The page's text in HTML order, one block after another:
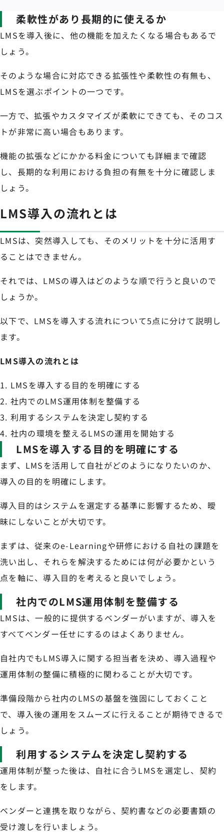
柔軟性があり長期的に使えるか
LMSを導入後に、他の機能を加えたくなる場合もあるで
しょう。
そのような場合に対応できる拡張性や柔軟性の有無も、
LMSを選ぶポイントの一つです。
一方で、拡張やカスタマイズが柔軟にできても、そのコス
トが非常に高い場合もあります。
機能の拡張などにかかる料金についても詳細まで確認
し、長期的な利用における負担の有無を十分に確認しま
しょう。
LMS導入の流れとは
LMSは、突然導入しても、そのメリットを十分に活用す
ることはできません。
それでは、LMSの導入はどのような順で行うと良いので
しょうか。
以下で、LMSを導入する流れについて5点に分けて説明し
ます。
LMS導入の流れとは
LMSを導入する目的を明確にする
社内でのLMS運用体制を整備する
利用するシステムを決定し契約する
社内の環境を整えるLMSの運用を開始する
LMSを導入する目的を明確にする
まず、LMSを活用して自社がどのようになりたいのか、
導入の目的を明確にします。
導入目的はシステムを選定する基準に影響するため、曖
昧にしないことが大切です。
まずは、従来のe-Learningや研修における自社の課題を
洗い出し、それらを解決するためには何が必要かという
点を軸に、導入目的を考えると良いでしょう。
社内でのLMS運用体制を整備する
LMSは、一般的に提供するベンダーがいますが、導入を
すべてベンダー任せにするのはよくありません。
自社内でもLMS導入に関する担当者を決め、導入過程や
運用体制の整備に積極的に関わることが大切です。
準備段階から社内のLMSの基盤を強固にしておくこと
で、導入後の運用をスムーズに行えることが期待できるで
しょう。
利用するシステムを決定し契約する
運用体制が整った後は、自社に合うLMSを選定し、契約
をします。
ベンダーと連携を取りながら、契約書などの必要書類の
受け渡しを行いましょう。